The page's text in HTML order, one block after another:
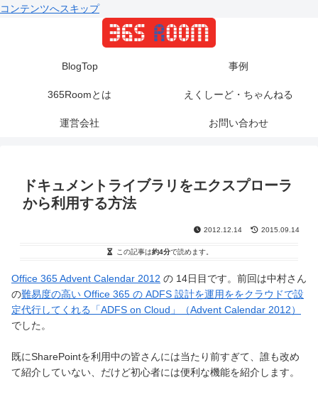
コンテンツへスキップ
BlogTop 事例
365Roomとは えくしーど・ちゃんねる
運営会社 お問い合わせ
ドキュメントライブラリをエクスプローラ
から利用する方法
2012.12.14 2015.09.14
この記事は約4分で読めます。
Office 365 Advent Calendar 2012 の 14日目です。前回は中村さん
の難易度の高い Office 365 の ADFS 設計を運用ををクラウドで設
定代行してくれる「ADFS on Cloud」（Advent Calendar 2012）
でした。
既にSharePointを利用中の皆さんには当たり前すぎて、誰も改め
て紹介していない、だけど初心者には便利な機能を紹介します。